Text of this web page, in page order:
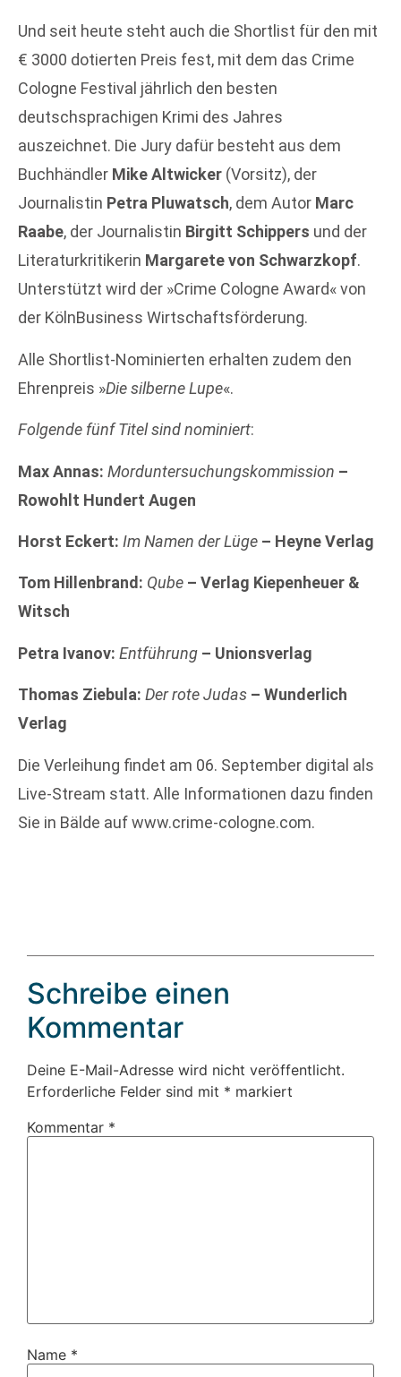
Und seit heute steht auch die Shortlist für den mit
€ 3000 dotierten Preis fest, mit dem das Crime
Cologne Festival jährlich den besten
deutschsprachigen Krimi des Jahres
auszeichnet. Die Jury dafür besteht aus dem
Buchhändler Mike Altwicker (Vorsitz), der
Journalistin Petra Pluwatsch, dem Autor Marc
Raabe, der Journalistin Birgitt Schippers und der
Literaturkritikerin Margarete von Schwarzkopf.
Unterstützt wird der »Crime Cologne Award« von
der KölnBusiness Wirtschaftsförderung.
Alle Shortlist-Nominierten erhalten zudem den
Ehrenpreis »Die silberne Lupe«.
Folgende fünf Titel sind nominiert:
Max Annas: Morduntersuchungskommission –
Rowohlt Hundert Augen
Horst Eckert: Im Namen der Lüge – Heyne Verlag
Tom Hillenbrand: Qube – Verlag Kiepenheuer &
Witsch
Petra Ivanov: Entführung – Unionsverlag
Thomas Ziebula: Der rote Judas – Wunderlich
Verlag
Die Verleihung findet am 06. September digital als
Live-Stream statt. Alle Informationen dazu finden
Sie in Bälde auf www.crime-cologne.com.
Schreibe einen
Kommentar
Deine E-Mail-Adresse wird nicht veröffentlicht.
Erforderliche Felder sind mit * markiert
Kommentar *
Name *